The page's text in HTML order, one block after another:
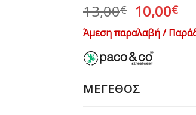
13,00€ Original
price
was:
13,00€.
10,00€Η
Άμεση παραλαβή /
ΜΕΓΕΘΟΣ